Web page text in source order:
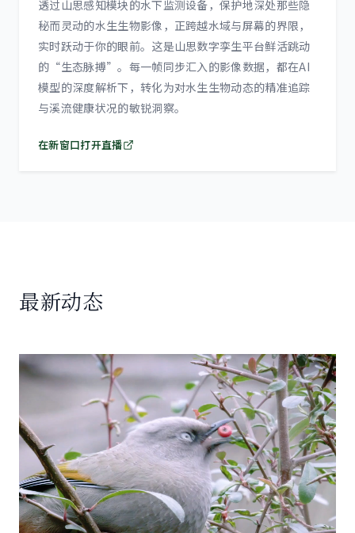
透过山思感知模块的水下监测设备，保护地深处那些隐
秘而灵动的水生生物影像，正跨越水域与屏幕的界限，
实时跃动于你的眼前。这是山思数字孪生平台鲜活跳动
的“生态脉搏”。每一帧同步汇入的影像数据，都在AI
模型的深度解析下，转化为对水生生物动态的精准追踪
与溪流健康状况的敏锐洞察。
在新窗口打开直播
最新动态